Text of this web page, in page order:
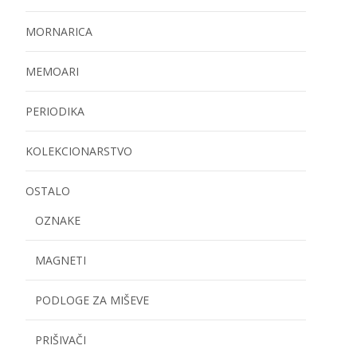
MORNARICA
MEMOARI
PERIODIKA
KOLEKCIONARSTVO
OSTALO
OZNAKE
MAGNETI
PODLOGE ZA MIŠEVE
PRIŠIVAČI